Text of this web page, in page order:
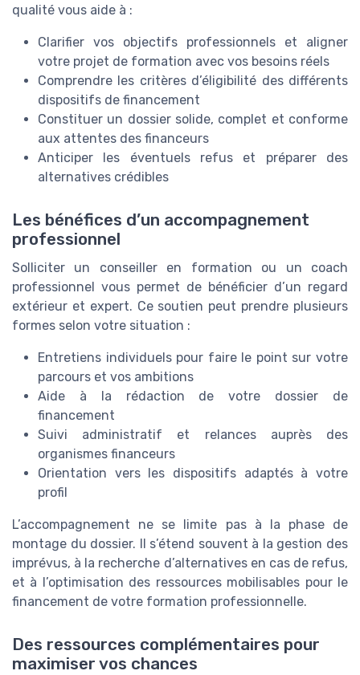
qualité vous aide à :
Clarifier vos objectifs professionnels et aligner
votre projet de formation avec vos besoins réels
Comprendre les critères d’éligibilité des différents
dispositifs de financement
Constituer un dossier solide, complet et conforme
aux attentes des financeurs
Anticiper les éventuels refus et préparer des
alternatives crédibles
Les bénéfices d’un accompagnement
professionnel
Solliciter un conseiller en formation ou un coach
professionnel vous permet de bénéficier d’un regard
extérieur et expert. Ce soutien peut prendre plusieurs
formes selon votre situation :
Entretiens individuels pour faire le point sur votre
parcours et vos ambitions
Aide à la rédaction de votre dossier de
financement
Suivi administratif et relances auprès des
organismes financeurs
Orientation vers les dispositifs adaptés à votre
profil
L’accompagnement ne se limite pas à la phase de
montage du dossier. Il s’étend souvent à la gestion des
imprévus, à la recherche d’alternatives en cas de refus,
et à l’optimisation des ressources mobilisables pour le
financement de votre formation professionnelle.
Des ressources complémentaires pour
maximiser vos chances